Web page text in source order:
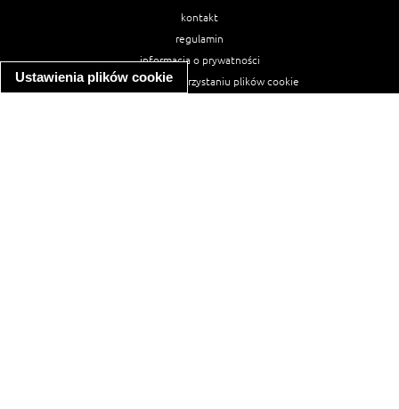
Ustawienia plików cookie
kontakt
regulamin
informacja o prywatności
informacja o wykorzystaniu plików cookie